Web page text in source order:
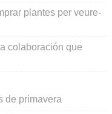
plantes per veure-
colaboración que
de primavera